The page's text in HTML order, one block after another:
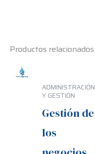
Productos relacionados
ADMINISTRACIÓN
Y GESTIÓN
Gestión de
los